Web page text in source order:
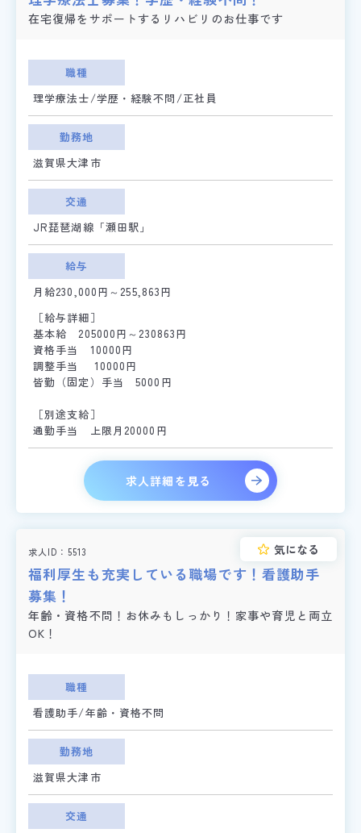
在宅復帰をサポートするリハビリのお仕事です
職種
理学療法士/学歴・経験不問/正社員
勤務地
滋賀県大津市
交通
JR琵琶湖線「瀬田駅」
給与
月給230,000円～255,863円
［給与詳細］
基本給 205000円～230863円
資格手当 10000円
調整手当 10000円
皆勤（固定）手当 5000円
［別途支給］
通勤手当 上限月20000円
求人詳細を見る
求人ID 5513
福利厚生も充実している職場です！看護助手
募集！
年齢・資格不問！お休みもしっかり！家事や育児と両立
OK！
気になる
職種
看護助手/年齢・資格不問
勤務地
滋賀県大津市
交通